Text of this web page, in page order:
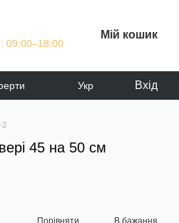
09:00–18:00
Мій кошик
Укр Вхід
2
45 на 50 см
Порівняти В бажання